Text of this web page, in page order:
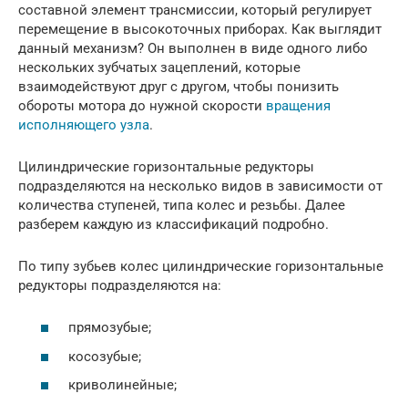
составной элемент трансмиссии, который регулирует
перемещение в высокоточных приборах. Как выглядит
данный механизм? Он выполнен в виде одного либо
нескольких зубчатых зацеплений, которые
взаимодействуют друг с другом, чтобы понизить
обороты мотора до нужной скорости вращения
исполняющего узла.
Цилиндрические горизонтальные редукторы
подразделяются на несколько видов в зависимости от
количества ступеней, типа колес и резьбы. Далее
разберем каждую из классификаций подробно.
По типу зубьев колес цилиндрические горизонтальные
редукторы подразделяются на:
прямозубые;
косозубые;
криволинейные;